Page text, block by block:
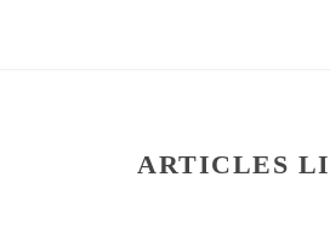
ARTICLES